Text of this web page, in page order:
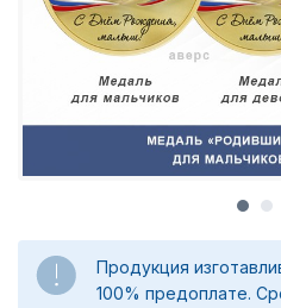
Продукция
100% предоплате.